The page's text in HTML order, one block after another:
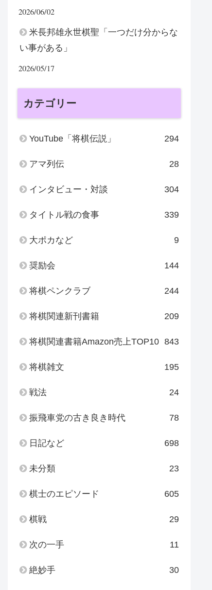
2026/06/02
米長邦雄永世棋聖「一つだけ分からな
い事がある」
2026/05/17
カテゴリー
YouTube「将棋伝説」 294
アマ列伝 28
インタビュー・対談 304
タイトル戦の食事 339
大ポカなど 9
奨励会 144
将棋ペンクラブ 244
将棋関連新刊書籍 209
将棋関連書籍Amazon売上TOP10 843
将棋雑文 195
戦法 24
振飛車党の古き良き時代 78
日記など 698
未分類 23
棋士のエピソード 605
棋戦 29
次の一手 11
絶妙手 30